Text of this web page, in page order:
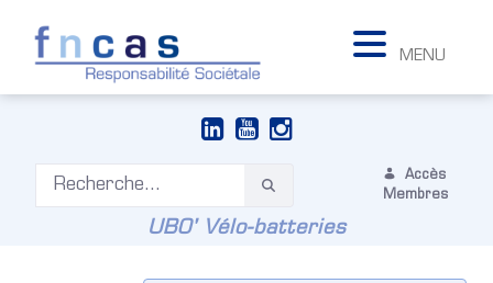
Accès
Membres
MENU
UBO' Vélo-batteries